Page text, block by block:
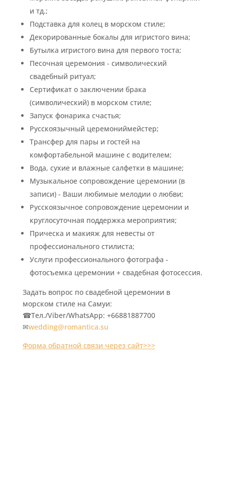
и тд.;
Подставка для колец в морском стиле;
Декорированные бокалы для игристого вина;
Бутылка игристого вина для первого тоста;
Песочная церемония - символический
свадебный ритуал;
Сертификат о заключении брака
(символический) в морском стиле;
Запуск фонарика счастья;
Русскоязычный церемониймейстер;
Трансфер для пары и гостей на
комфортабельной машине с водителем;
Вода, сухие и влажные салфетки в машине;
Музыкальное сопровождение церемонии (в
записи) - Ваши любимые мелодии о любви;
Русскоязычное сопровождение церемонии и
круглосуточная поддержка мероприятия;
Прическа и макияж для невесты от
профессионального стилиста;
Услуги профессионального фотографа -
фотосъемка церемонии + свадебная фотосессия.
Задать вопрос по свадебной церемонии в
морском стиле на Самуи:
☎Тел./Viber/WhatsApp: +66881887700
✉wedding@romantica.su
Форма обратной связи через сайт>>>